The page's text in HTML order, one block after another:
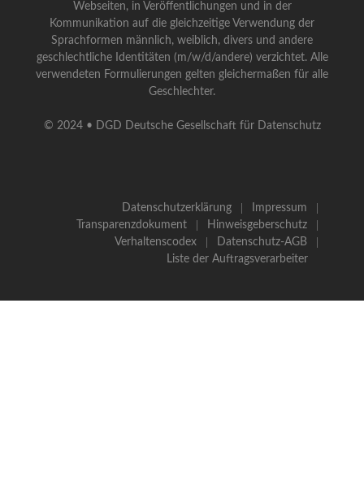
Webseiten, in Veröffentlichungen und in der
Kommunikation auf die gleichzeitige Verwendung der
Sprachformen männlich, weiblich, divers und andere
geschlechtliche Identitäten (m/w/d/andere) verzichtet. Alle
verwendeten Formulierungen gelten gleichermaßen für alle
Geschlechter.
© 2024 • DGD Deutsche Gesellschaft für Datenschutz
Datenschutzerklärung
Impressum
Transparenzdokument
Hinweisgeberschutz
Verhaltenscodex
Datenschutz-AGB
Liste der Auftragsverarbeiter